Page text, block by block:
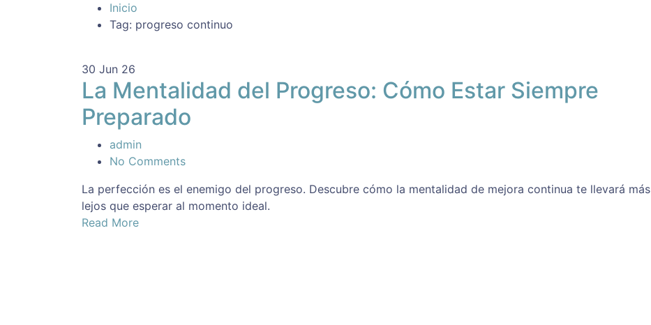
Inicio
Tag: progreso continuo
30 Jun 26
La Mentalidad del Progreso: Cómo Estar Siempre
Preparado
admin
No Comments
La perfección es el enemigo del progreso. Descubre cómo la mentalidad de mejora continua te llevará más
lejos que esperar al momento ideal.
Read More